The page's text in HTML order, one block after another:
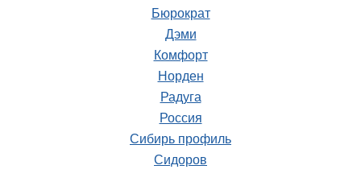
Пломбировочная проволока
Спираль (сталь/сталь) 1мм, 200
м
Цена: 4.4 руб.
Купить
Стул Челси АГ серо-
бежевый
Цена: 6743 руб.
Купить
Бюрократ
Дэми
Комфорт
Норден
Радуга
Россия
Сибирь профиль
Сидоров